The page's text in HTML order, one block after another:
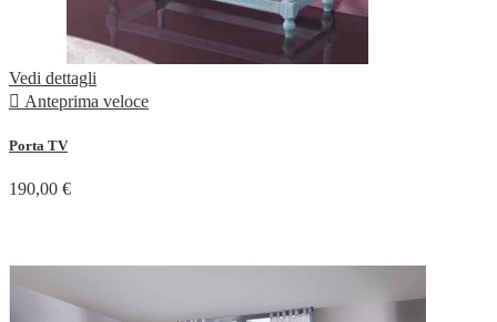
Vedi dettagli
 Anteprima veloce
Porta TV
190,00 €